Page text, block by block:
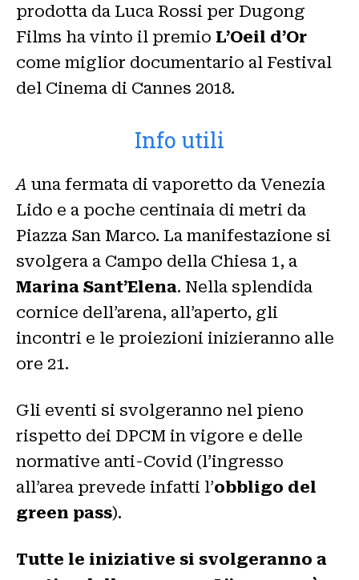
prodotta da Luca Rossi per Dugong
Films ha vinto il premio L’Oeil d’Or
come miglior documentario al Festival
del Cinema di Cannes 2018.
Info utili
A una fermata di vaporetto da Venezia
Lido e a poche centinaia di metri da
Piazza San Marco. La manifestazione si
svolgera a Campo della Chiesa 1, a
Marina Sant’Elena. Nella splendida
cornice dell’arena, all’aperto, gli
incontri e le proiezioni inizieranno alle
ore 21.
Gli eventi si svolgeranno nel pieno
rispetto dei DPCM in vigore e delle
normative anti-Covid (l’ingresso
all’area prevede infatti l’obbligo del
green pass).
Tutte le iniziative si svolgeranno a